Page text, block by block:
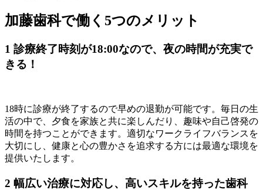
加藤歯科で働く5つのメリット
1 診療終了時刻が18:00なので、夜の時間が充実で
きる！
18時に診療が終了するので早めの退勤が可能です。毎日の生
活の中で、夕食を家族と共に楽しんだり、趣味や自己啓発の
時間を持つことができます。適切なワークライフバランスを
大切にし、健康と心の豊かさを追求する方には最適な環境を
提供いたします。
2 幅広い治療に対応し、高いスキルを持った歯科